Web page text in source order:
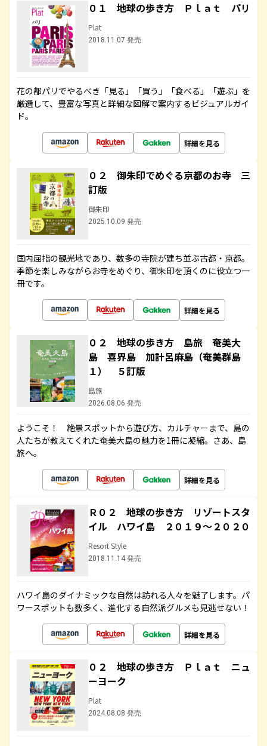
０１ 地球の歩き方 Ｐｌａｔ パリ
Plat
2018.11.07 発売
花の都パリでやるべき「見る」「買う」「食べる」「遊ぶ」を
厳選して、豊富な写真と詳細な図解で案内するビジュアルガイ
ド。
詳細を見る
０２ 御朱印でめぐる京都のお寺 三
訂版
御朱印
2025.10.09 発売
国内屈指の観光地であり、数多の寺院が建ち並ぶ古都・京都。
季節を楽しみながらお寺をめぐり、御朱印を頂くのに役立つ一
冊です。
詳細を見る
０２ 地球の歩き方 島旅 奄美大
島 喜界島 加計呂麻島（奄美群島
１） ５訂版
島旅
2026.08.06 発売
ようこそ！ 絶景スポットから遊び方、カルチャーまで、島の
人たちが教えてくれた奄美大島の魅力を1冊に凝縮。さあ、島
旅へ。
詳細を見る
Ｒ０２ 地球の歩き方 リゾートスタ
イル ハワイ島 ２０１９～２０２０
Resort Style
2018.11.14 発売
ハワイ島のダイナミックな自然は訪れる人々を魅了します。パ
ワースポットも数多く、進化する自然派グルメも見逃せない！
詳細を見る
０２ 地球の歩き方 Ｐｌａｔ ニュ
ーヨーク
Plat
2024.08.08 発売